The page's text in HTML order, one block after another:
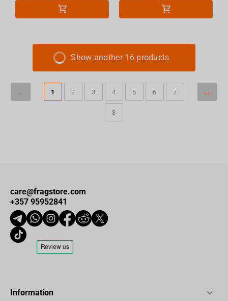
Show another 16 products
1 2 3 4 5 6 7
8
care@fragstore.com
+357 95952841
Information